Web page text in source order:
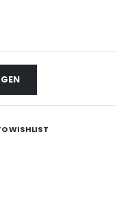
WISHLIST